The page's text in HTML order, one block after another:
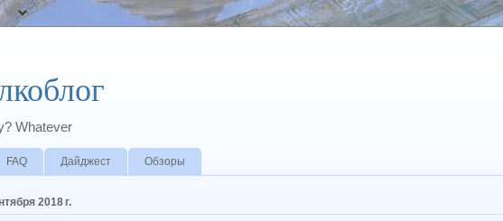
Whatever
FAQ Дайджест Обзоры
2018 г.